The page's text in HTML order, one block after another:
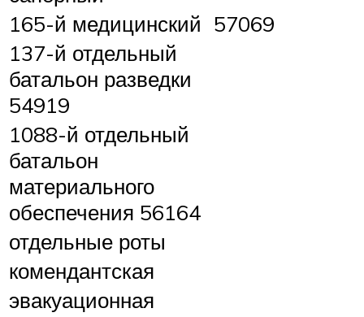
165-й медицинский 57069
137-й отдельный
батальон разведки
54919
1088-й отдельный
батальон
материального
обеспечения 56164
отдельные роты
комендантская
эвакуационная